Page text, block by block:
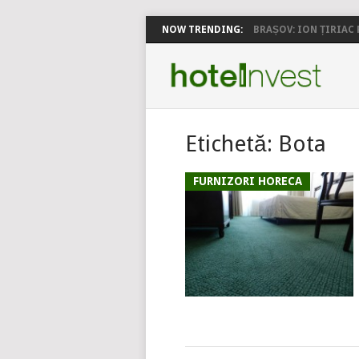
NOW TRENDING: BRAȘOV: ION ȚIRIAC
Etichetă: Bota
FURNIZORI HORECA